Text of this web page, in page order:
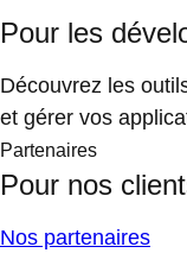
Pour les
Découvrez les
et gérer vos
Partenaires
Pour nos
Nos partenaires